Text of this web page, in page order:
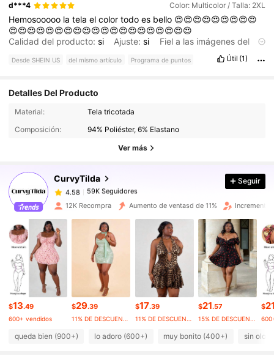
d***4 Color: Multicolor / Talla: 2XL
Hemosooooo latelaelcolortodoes bello 😍😍😍😍😍😍😍😍😍
😍😍😍😍😍😍😍😍😍😍😍😍😍😍😍😍😍😍😍😍
Calidad del producto:si Ajuste:si
Fiel a las imágenes del
Desde SHEIN US del mismo artículo Programa de puntos Útil (1)
Detalles Del Producto
Material:
Tela tricotada
Composición:
94% Poliéster, 6% Elastano
Ver más
CurvyTilda
59K Seguidores
4.58
59K Seguidores
b***1
pagóHace 1 día
4.58 59K Seguidores
59K Seguidores
4.58 59K Seguidores
4.58 59K Seguidores
Seguir
12K Recompra Aumento de ventasd de 11% Incremento
$13.49
600+ vendidos
$29.39
11% DE DESCUENTO
$17.39
11% DE DESCUENTO
$21.57
15% DE DESCUENTO
$
queda bien (900+) lo adoro (600+) muy bonito (400+) sin olor